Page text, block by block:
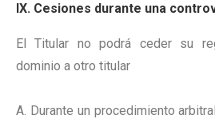
IX. Cesiones durante una
El Titular no podrá ceder su
dominio a otro titular
A. Durante un procedimiento